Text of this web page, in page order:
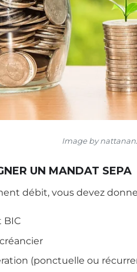
Image by
UN MANDAT SEPA
débit, vous devez
BIC
(ponctuelle ou